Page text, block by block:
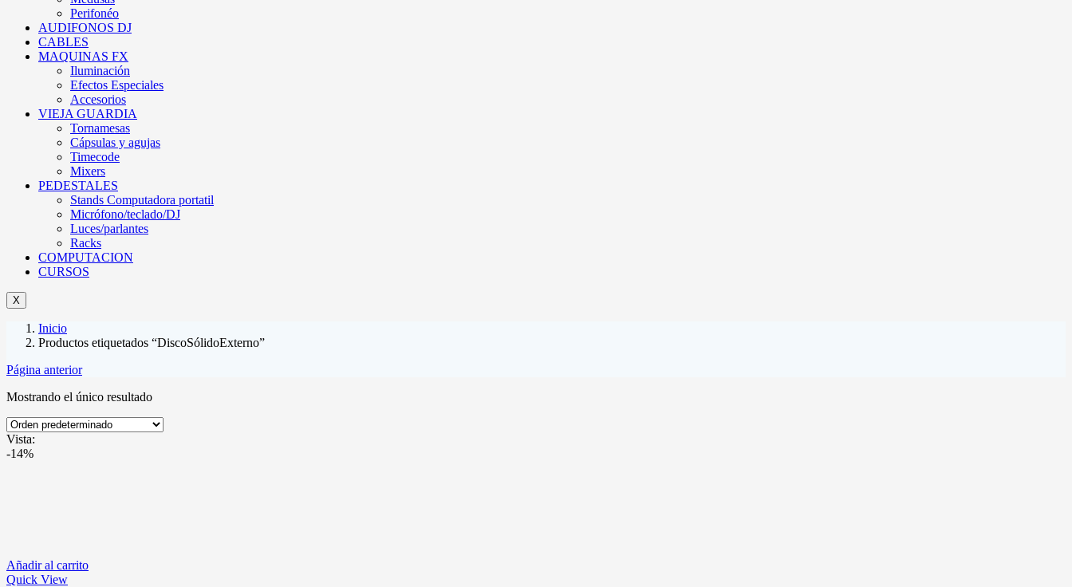
Perifonéo
AUDIFONOS DJ
CABLES
MAQUINAS FX
Iluminación
Efectos Especiales
Accesorios
VIEJA GUARDIA
Tornamesas
Cápsulas y agujas
Timecode
Mixers
PEDESTALES
Stands Computadora portatil
Micrófono/teclado/DJ
Luces/parlantes
Racks
COMPUTACION
CURSOS
X
Inicio
Productos etiquetados “DiscoSólidoExterno”
Página anterior
Mostrando el único resultado
Vista:
-14%
Añadir al carrito
Quick View